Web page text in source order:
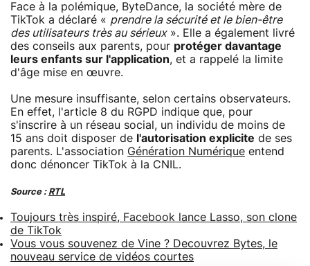
Face à la polémique, ByteDance, la société mère de
TikTok a déclaré « prendre la sécurité et le bien-être
des utilisateurs très au sérieux». Elle a également livré
des conseils aux parents, pour protéger davantage
leurs enfants sur l'application, et a rappelé la limite
d'âge mise en œuvre.
Une mesure insuffisante, selon certains observateurs.
En effet, l'article 8 du RGPD indique que, pour
s'inscrire à un réseau social, un individu de moins de
15 ans doit disposer de l'autorisation explicite de ses
parents. L'association Génération Numérique entend
donc dénoncer TikTok à la CNIL.
Source : RTL
Toujours très inspiré, Facebook lance Lasso, son clone
de TikTok
Vous vous souvenez de Vine ? Decouvrez Bytes, le
nouveau service de vidéos courtes